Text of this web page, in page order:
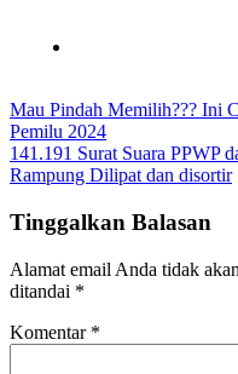
Navigasi
pos
Mau Pindah Memilih??? Ini
Pemilu 2024
141.191 Surat Suara PPWP
Rampung Dilipat dan disortir
Tinggalkan Balasan
Alamat email Anda tidak
ditandai *
Komentar *